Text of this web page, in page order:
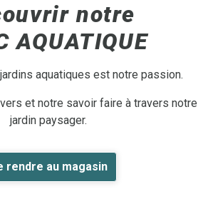
notre
AQUATIQUE
aquatiques est notre passion.
et notre savoir faire à travers notre
jardin paysager.
rendre au magasin